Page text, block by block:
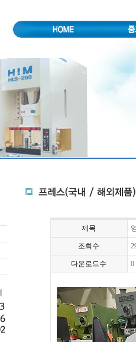
제목
조회수
다운로드수 0